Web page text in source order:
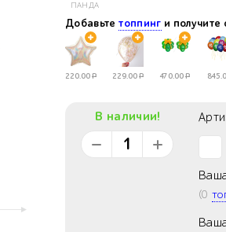
ПАНДА
Добавьтетоппинг и получите
220.00Р 229.00Р 470.00Р
В наличии!
(0